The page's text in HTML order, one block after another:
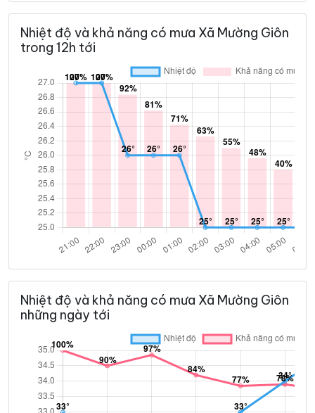
Nhiệt độ và khả năng có mưa Xã Mường Giôn
trong 12h tới
Nhiệt độ và khả năng có mưa Xã Mường Giôn
những ngày tới